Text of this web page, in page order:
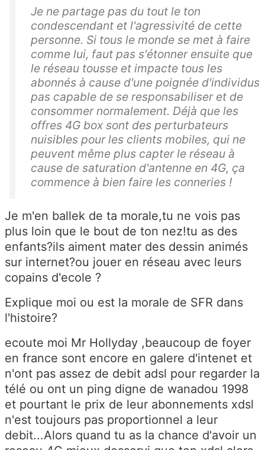
Je ne partage pas du tout le ton
condescendant et l'agressivité de cette
personne. Si tous le monde se met à faire
comme lui, faut pas s'étonner ensuite que
le réseau tousse et impacte tous les
abonnés à cause d'une poignée d'individus
pas capable de se responsabiliser et de
consommer normalement. Déjà que les
offres 4G box sont des perturbateurs
nuisibles pour les clients mobiles, qui ne
peuvent même plus capter le réseau à
cause de saturation d'antenne en 4G, ça
commence à bien faire les conneries !
Je m'en ballek de ta morale,tu ne vois pas
plus loin que le bout de ton nez!tu as des
enfants?ils aiment mater des dessin animés
sur internet?ou jouer en réseau avec leurs
copains d'ecole ?
Explique moi ou est la morale de SFR dans
l'histoire?
ecoute moi Mr Hollyday ,beaucoup de foyer
en france sont encore en galere d'intenet et
n'ont pas assez de debit adsl pour regarder la
télé ou ont un ping digne de wanadou 1998
et pourtant le prix de leur abonnements xdsl
n'est toujours pas proportionnel a leur
debit...Alors quand tu as la chance d'avoir un